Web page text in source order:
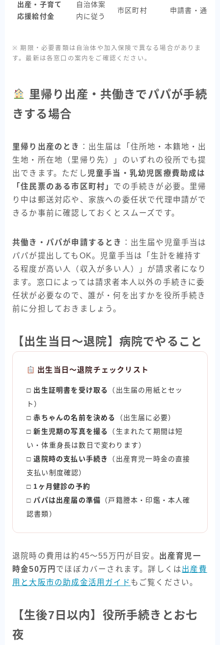
出産・子育て
応援給付金
自治体案
内に従う
市区町村 申請書・通帳
※ 期限・必要書類は自治体や加入保険で異なる場合がありま
す。最新は各窓口の案内をご確認ください。
里帰り出産・共働きでパパが手続
きする場合
里帰り出産のとき ：出生届は「住所地・本籍地・出
生地・所在地（里帰り先）」のいずれの役所でも提
出できます。ただし 児童手当・乳幼児医療費助成は
「住民票のある市区町村」 での手続きが必要。里帰
り中は郵送対応や、家族への委任状で代理申請がで
きるか事前に確認しておくとスムーズです。
共働き・パパが申請するとき ：出生届や児童手当は
パパが提出してもOK。児童手当は「生計を維持す
る程度が高い人（収入が多い人）」が請求者になり
ます。窓口によっては請求者本人以外の手続きに委
任状が必要なので、誰が・何を出すかを役所手続き
前に分担しておきましょう。
【出生当日〜退院】病院でやること
出生当日〜退院チェックリスト
□ 出生証明書を受け取る
（出生届の用紙とセッ
ト）
□赤ちゃんの名前を決める
（出生届に必要）
□新生児期の写真を撮る
（生まれたて期間は短
い・体重身長は数日で変わります）
□退院時の支払い手続き
（出産育児一時金の直接
支払い制度確認）
□ 1ヶ月健診の予約
□ パパは出産届の準備 （戸籍謄本・印鑑・本人確
認書類）
退院時の費用は約45〜55万円が目安。 出産育児一
時金50万円 でほぼカバーされます。詳しくは出産費
用と大阪市の助成金活用ガイド もご覧ください。
【生後7日以内】役所手続きとお七
夜